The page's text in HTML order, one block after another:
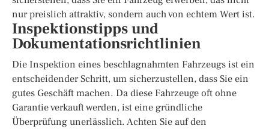
nur preislich attraktiv, sondern auch von echtem Wert ist.
Inspektionstipps und
Dokumentationsrichtlinien
Die Inspektion eines beschlagnahmten Fahrzeugs ist ein
entscheidender Schritt, um sicherzustellen, dass Sie ein
gutes Geschäft machen. Da diese Fahrzeuge oft ohne
Garantie verkauft werden, ist eine gründliche
Überprüfung unerlässlich. Achten Sie auf den